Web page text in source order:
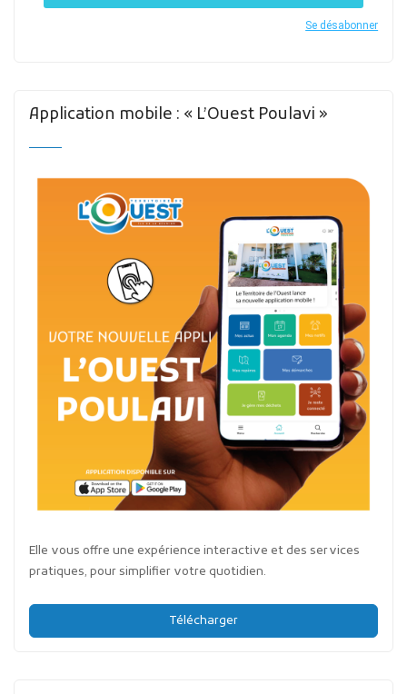
Se désabonner
Application mobile : « L’Ouest Poulavi »
Elle vous offre une expérience interactive et des services
pratiques, pour simplifier votre quotidien.
Télécharger